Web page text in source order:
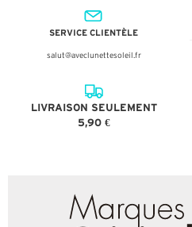
SERVICE CLIENTÈLE
salut@aveclunettesoleil.fr
LIVRAISON SEULEMENT
5,90 €